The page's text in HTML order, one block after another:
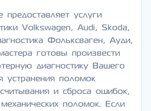
услуги
Volkswagen, Audi, Skoda,
Фольксваген, Ауди,
готовы произвести
диагностику Вашего
устранения поломок
и сброса ошибок,
поломок. Если